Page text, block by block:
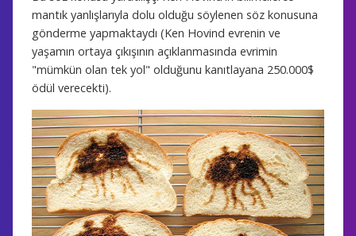
mantık yanlışlarıyla dolu olduğu söylenen söz konusuna
gönderme yapmaktaydı (Ken Hovind evrenin ve
yaşamın ortaya çıkışının açıklanmasında evrimin
"mümkün olan tek yol" olduğunu kanıtlayana 250.000$
ödül verecekti).